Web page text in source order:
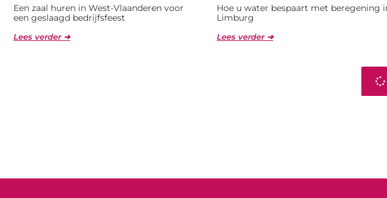
Een zaal huren in West-Vlaanderen voor
een geslaagd bedrijfsfeest
Lees verder ➜
Hoe u water bespaart met beregening
Limburg
Lees verder ➜